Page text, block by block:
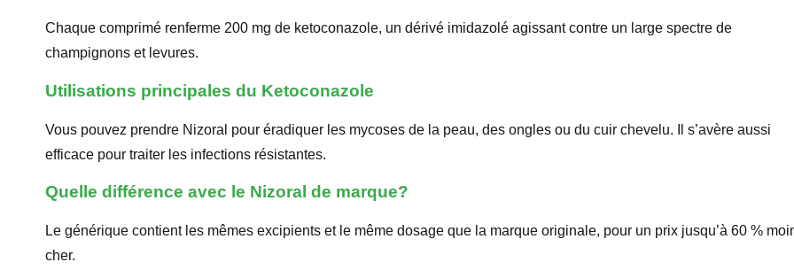
Chaque comprimé renferme 200 mg de ketoconazole, un dérivé imidazolé agissant contre un large spectre de
champignons et levures.
Utilisations principales du Ketoconazole
Vous pouvez prendre Nizoral pour éradiquer les mycoses de la peau, des ongles ou du cuir chevelu. Il s’avère aussi
efficace pour traiter les infections résistantes.
Quelle différence avec le Nizoral de marque?
Le générique contient les mêmes excipients et le même dosage que la marque originale, pour un prix jusqu’à 60 %
cher.